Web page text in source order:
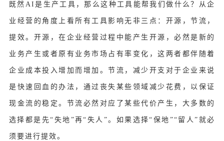
既然AI是生产工具，那么这种工具能帮我们做什么？从企
业经营的角度上看所有工具影响无非三点：开源，节流，
提效。开源，在企业经营过程中能产生开源，必然是新的
业务产生或者原有业务市场占有率变化，这两者都伴随着
企业成本投入增加而增加。节流，减少开支对于企业来说
是快速回血的办法，通过丧失某些领域减少花费，以保证
现金流的稳定。节流必然对应了某些代价产生，大多数的
选择都是先“失地”再“失人”。如果选择“保地”“留人”就必
须要进行提效。